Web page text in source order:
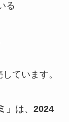
る
ています。
」 は、 2024